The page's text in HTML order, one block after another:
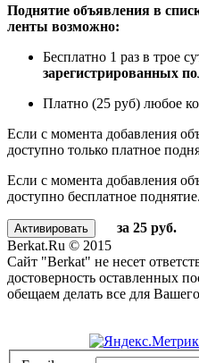
Поднятие объявления в
ленты возможно:
Бесплатно 1 раз в трое
зарегистрированных
Платно (25 руб) любое
Если с момента добавления
доступно только платное
Если с момента добавления
доступно бесплатное поднятие.
за 25 руб.
Berkat.Ru © 2015
Сайт "Berkat" не несет
достоверность оставленных
обещаем делать все для